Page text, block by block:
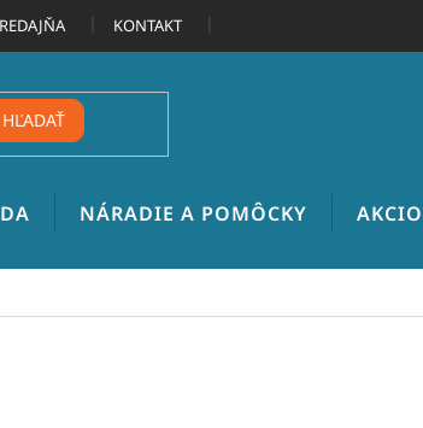
KONTAKT
HĽADAŤ
NÁRADIE A POMÔCKY